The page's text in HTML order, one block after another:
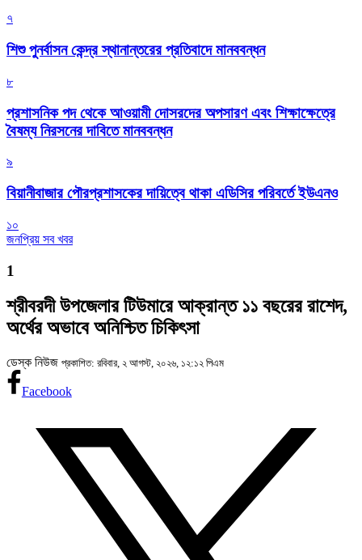
৭
শিশু পুনর্বাসন কেন্দ্র স্থানান্তরের প্রতিবাদে মানববন্ধন
৮
প্রশাসনিক পদ থেকে আওয়ামী দোসরদের অপসারণ এবং শিক্ষাক্ষেত্রে
বৈষম্য নিরসনের দাবিতে মানববন্ধন
৯
বিয়ানীবাজার পৌরপ্রশাসকের দায়িত্বে থাকা এডিসির পরিবর্তে ইউএনও
১০
জনপ্রিয় সব খবর
1
শ্রীবরদী উপজেলার টিউমারে আক্রান্ত ১১ বছরের রাশেদ,
অর্থের অভাবে অনিশ্চিত চিকিৎসা
ডেস্ক নিউজ প্রকাশিত: রবিবার, ২ আগস্ট, ২০২৬, ১২:১২ পিএম
Facebook